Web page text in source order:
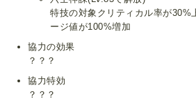
特技の対象クリティカル率が30%
ージ値が100%増加
協力の効果
？？？
協力特効
？？？